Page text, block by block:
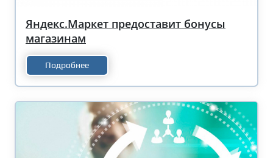
Яндекс.Маркет предоставит бонусы
магазинам
Подробнее